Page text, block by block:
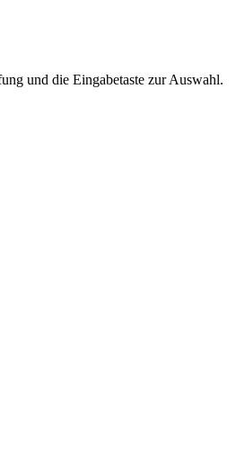
und die Eingabetaste zur Auswahl.